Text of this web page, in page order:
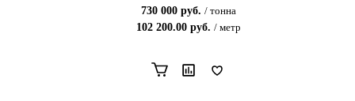
730 000 руб. / тонна
102 200.00 руб. / метр